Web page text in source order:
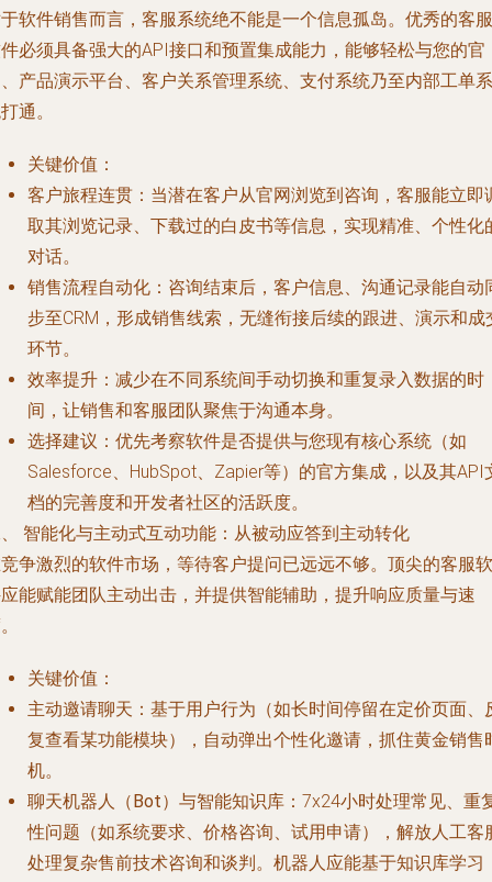
软件销售而言，客服系统绝不能是一个信息孤岛。优秀的客服
必须具备强大的API接口和预置集成能力，能够轻松与您的官
产品演示平台、客户关系管理系统、支付系统乃至内部工单系
通。
关键价值 ：
客户旅程连贯 ：当潜在客户从官网浏览到咨询，客服能立即
取其浏览记录、下载过的白皮书等信息，实现精准、个性化
对话。
销售流程自动化 ：咨询结束后，客户信息、沟通记录能自动
步至CRM，形成销售线索，无缝衔接后续的跟进、演示和成
环节。
效率提升 ：减少在不同系统间手动切换和重复录入数据的时
间，让销售和客服团队聚焦于沟通本身。
选择建议 ：优先考察软件是否提供与您现有核心系统（如
Salesforce、HubSpot、Zapier等）的官方集成，以及其API
档的完善度和开发者社区的活跃度。
智能化与主动式互动功能：从被动应答到主动转化
争激烈的软件市场，等待客户提问已远远不够。顶尖的客服软
能赋能团队主动出击，并提供智能辅助，提升响应质量与速
关键价值 ：
主动邀请聊天 ：基于用户行为（如长时间停留在定价页面、
复查看某功能模块），自动弹出个性化邀请，抓住黄金销售
机。
聊天机器人（Bot）与智能知识库 ：7x24小时处理常见、重
性问题（如系统要求、价格咨询、试用申请），解放人工客
处理复杂售前技术咨询和谈判。机器人应能基于知识库学习